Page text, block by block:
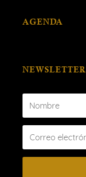
AGENDA
NEWSLETTER